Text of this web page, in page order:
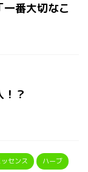
番大切なこ
？
センス ハーブ